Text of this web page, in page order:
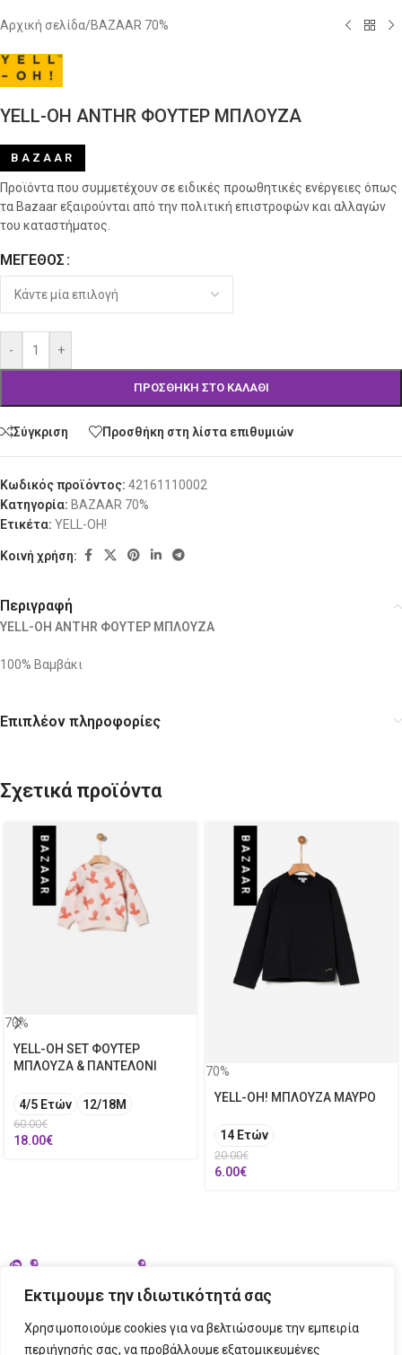
Εκτιμουμε την ιδιωτικότητά σας
Χρησιμοποιούμε cookies για να βελτιώσουμε την εμπειρία
περιήγησής σας, να προβάλλουμε εξατομικευμένες
Αρχική σελίδα/BAZAAR 70%
YELL-OH ANTHR ΦΟΥΤΕΡ ΜΠΛΟΥΖΑ
BAZAAR
Προϊόντα που συμμετέχουν σε ειδικές προωθητικές ενέργειες όπως
τα Bazaar εξαιρούνται από την πολιτική επιστροφών και αλλαγών
του καταστήματος.
ΜΈΓΕΘΟΣ
- +
ΠΡΟΣΘΉΚΗ ΣΤΟ ΚΑΛΆΘΙ
Alternative:
Σύγκριση Προσθήκη στη λίστα επιθυμιών
Κωδικός προϊόντος: 42161110002
Κατηγορία: BAZAAR 70%
Ετικέτα: YELL-OH!
Κοινή χρήση:
Περιγραφή
YELL-OH ANTHR ΦΟΥΤΕΡ ΜΠΛΟΥΖΑ
100% Βαμβάκι
Επιπλέον πληροφορίες
Σχετικά προϊόντα
BAZAAR
70%
YELL-OH SET ΦΟΥΤΕΡ
ΜΠΛΟΥΖΑ & ΠΑΝΤΕΛΟΝΙ
4/5 Ετών 12/18M
60.00€
18.00€
BAZAAR
70%
YELL-OH! ΜΠΛΟΥΖΑ ΜΑΥΡΟ
14 Ετών
20.00€
6.00€